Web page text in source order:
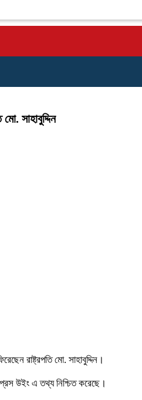
সাহাবুদ্দিন
রাষ্ট্রপতি মো. সাহাবুদ্দিন।
উইং এ তথ্য নিশ্চিত করেছে।